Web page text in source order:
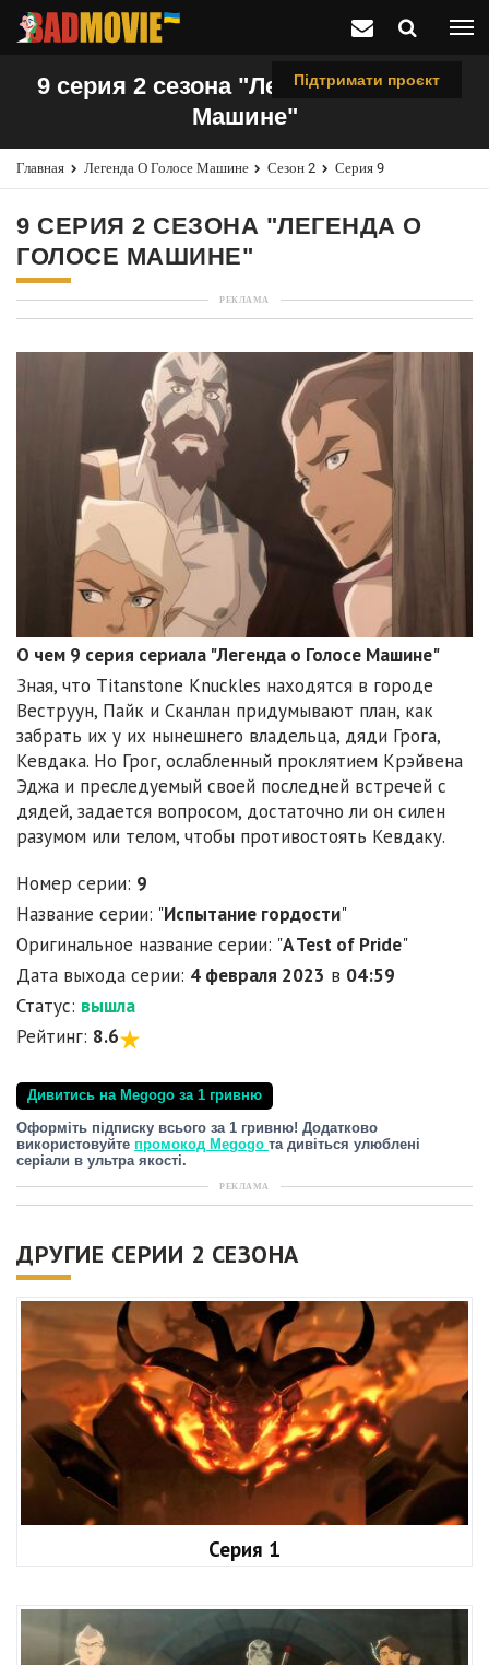
Підтримати проєкт
9 серия 2 сезона "Легенда о Голосе
Машине"
Главная Легенда О Голосе Машине Сезон 2 Серия 9
9 СЕРИЯ 2 СЕЗОНА "ЛЕГЕНДА О
ГОЛОСЕ МАШИНЕ"
РЕКЛАМА
О чем 9 серия сериала "Легенда о Голосе Машине"
Зная, что Titanstone Knuckles находятся в городе
Веструун, Пайк и Сканлан придумывают план, как
забрать их у их нынешнего владельца, дяди Грога,
Кевдака. Но Грог, ослабленный проклятием Крэйвена
Эджа и преследуемый своей последней встречей с
дядей, задается вопросом, достаточно ли он силен
разумом или телом, чтобы противостоять Кевдаку.
Номер серии: 9
Название серии: "Испытание гордости"
Оригинальное название серии: "A Test of Pride"
Дата выхода серии: 4 февраля 2023 в 04:59
Статус: вышла
Рейтинг: 8.6
Дивитись на Megogo за 1 гривню
Оформіть підписку всього за 1 гривню! Додатково
використовуйте промокод Megogo та дивіться улюблені
серіали в ультра якості.
РЕКЛАМА
ДРУГИЕ СЕРИИ 2 СЕЗОНА
Серия 1